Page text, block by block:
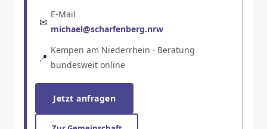
✉
E-Mail
michael@scharfenberg.nrw
📍
Kempen am Niederrhein · Beratung
bundesweit online
Jetzt anfragen